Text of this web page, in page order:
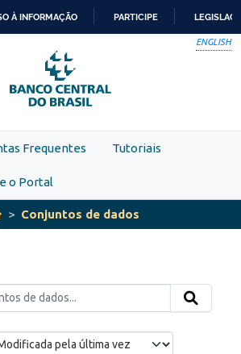
PARA
O
CONTEÚDO
À INFORMAÇÃO PARTICIPE
ENGLISH
Frequentes Tutoriais
o Portal
Conjuntos de dados